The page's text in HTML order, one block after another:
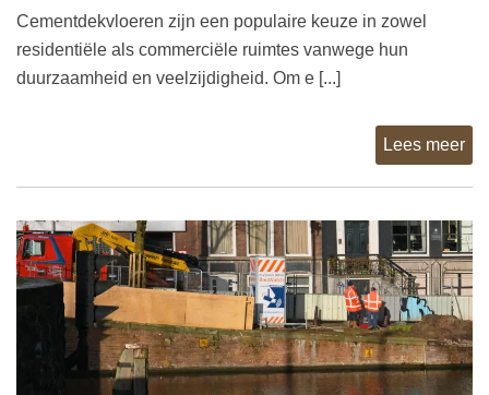
Cementdekvloeren zijn een populaire keuze in zowel
residentiële als commerciële ruimtes vanwege hun
duurzaamheid en veelzijdigheid. Om e [...]
Lees meer